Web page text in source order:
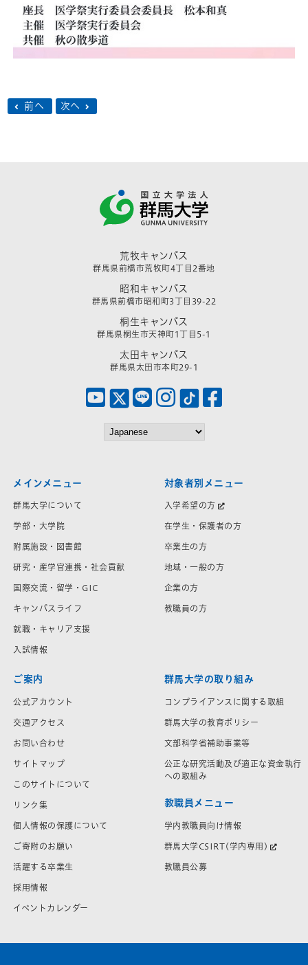
前へ 次へ
荒牧キャンパス
群馬県前橋市荒牧町4丁目2番地
昭和キャンパス
群馬県前橋市昭和町3丁目39-22
桐生キャンパス
群馬県桐生市天神町1丁目5-1
太田キャンパス
群馬県太田市本町29-1
メインメニュー
群馬大学について
学部・大学院
附属施設・図書館
研究・産学官連携・社会貢献
国際交流・留学・GIC
キャンパスライフ
就職・キャリア支援
入試情報
対象者別メニュー
入学希望の方
在学生・保護者の方
卒業生の方
地域・一般の方
企業の方
教職員の方
ご案内
公式アカウント
交通アクセス
お問い合わせ
サイトマップ
このサイトについて
リンク集
個人情報の保護について
ご寄附のお願い
活躍する卒業生
採用情報
イベントカレンダー
群馬大学の取り組み
コンプライアンスに関する取組
群馬大学の教育ポリシー
文部科学省補助事業等
公正な研究活動及び適正な資金執行
への取組み
教職員メニュー
学内教職員向け情報
群馬大学CSIRT(学内専用)
教職員公募